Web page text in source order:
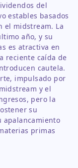
del
estables basados
el midstream. La
año, y su
es atractiva en
reciente caída de
cautela.
impulsado por
y el
pero la
su
apalancamiento
primas